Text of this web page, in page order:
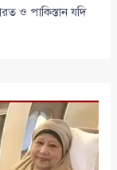
ও পাকিস্তান যদি